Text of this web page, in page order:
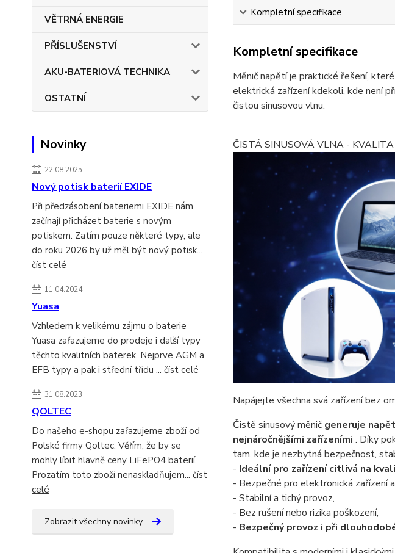
VĚTRNÁ ENERGIE
PŘÍSLUŠENSTVÍ
AKU-BATERIOVÁ TECHNIKA
OSTATNÍ
Novinky
22.08.2025
Nový potisk baterií EXIDE
Při předzásobení bateriemi EXIDE nám
začínají přicházet baterie s novým
potiskem. Zatím pouze některé typy, ale
do roku 2026 by už měl být nový potisk...
číst celé
11.04.2024
Yuasa
Vzhledem k velikému zájmu o baterie
Yuasa zařazujeme do prodeje i další typy
těchto kvalitních baterek. Nejprve AGM a
EFB typy a pak i střední třídu ... číst celé
31.08.2023
QOLTEC
Do našeho e-shopu zařazujeme zboží od
Polské firmy Qoltec. Věřím, že by se
mohly líbit hlavně ceny LiFePO4 baterií.
Prozatím toto zboží nenaskladňujem... číst
celé
Zobrazit všechny novinky
Kompletní specifikace
Kompletní specifikace
Měnič napětí je praktické řešení,
elektrická zařízení kdekoli, kde není
čistou sinusovou vlnu.
ČISTÁ SINUSOVÁ VLNA -
Napájejte všechna svá zařízení bez
Čistě sinusový měnič generuje
nejnáročnějšími zařízeními . Díky
tam, kde je nezbytná bezpečnost,
- Ideální pro zařízení citlivá na
- Bezpečné pro elektronická zařízení
- Stabilní a tichý provoz,
- Bez rušení nebo rizika poškození,
- Bezpečný provoz i při